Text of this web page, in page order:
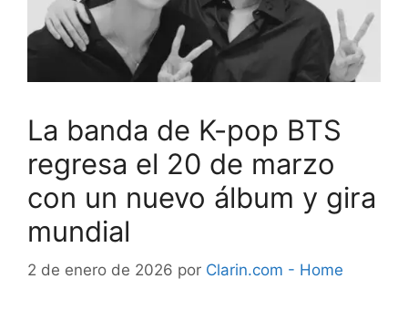
La banda de K-pop BTS
regresa el 20 de marzo
con un nuevo álbum y gira
mundial
2 de enero de 2026 por Clarin.com - Home